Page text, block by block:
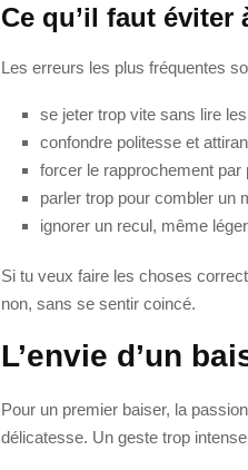
Ce qu’il faut éviter
Les erreurs les plus fréquentes
se jeter trop vite sans lire
confondre politesse et
forcer le rapprochement par
parler trop pour combler un
ignorer un recul, même
Si tu veux faire les choses
non, sans se sentir coincé.
L’envie d’un
Pour un premier baiser, la
délicatesse. Un geste trop